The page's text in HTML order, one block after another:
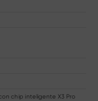
chip inteligente X3 Pro